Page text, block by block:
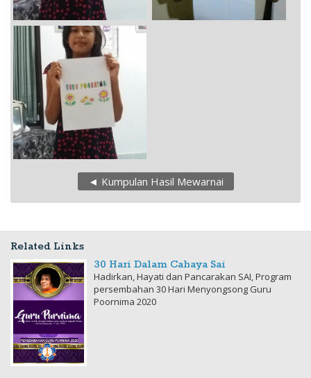
◄ Kumpulan Hasil Mewarnai
Related Links
30 Hari Dalam Cahaya Sai
Hadirkan, Hayati dan Pancarakan SAI, Program
persembahan 30 Hari Menyongsong Guru
Poornima 2020